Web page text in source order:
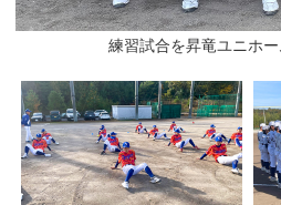
練習試合を昇竜ユニホ